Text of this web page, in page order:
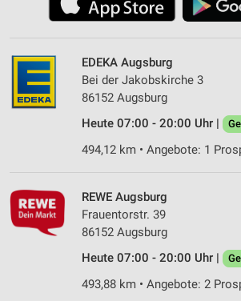
EDEKA Augsburg
Bei der Jakobskirche 3
86152 Augsburg
Heute 07:00 - 20:00 Uhr |
494,12 km • Angebote: 1
REWE Augsburg
Frauentorstr. 39
86152 Augsburg
Heute 07:00 - 20:00 Uhr |
493,88 km • Angebote: 2